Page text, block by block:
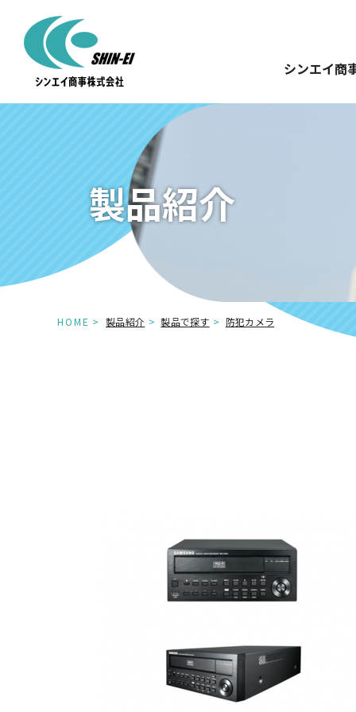
シンエイ商
製品紹介
HOME 製品紹介 製品で探す 防犯カメラ